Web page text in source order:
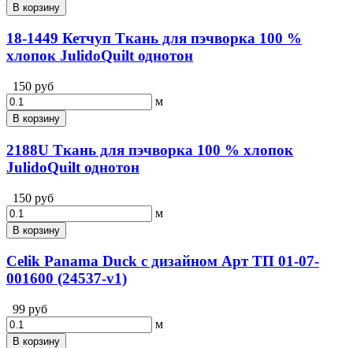
В корзину
18-1449 Кетчуп Ткань для пэчворка 100 %
хлопок JulidoQuilt однотон
150 руб
м
В корзину
2188U Ткань для пэчворка 100 % хлопок
JulidoQuilt однотон
150 руб
м
В корзину
Celik Panama Duck с дизайном Арт ТП 01-07-
001600 (24537-v1)
99 руб
м
В корзину